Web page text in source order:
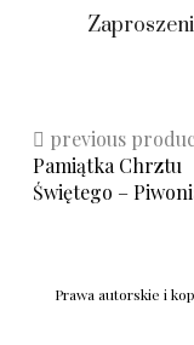
previous
Pamiątka Chrztu
Świętego –
Prawa autorskie i